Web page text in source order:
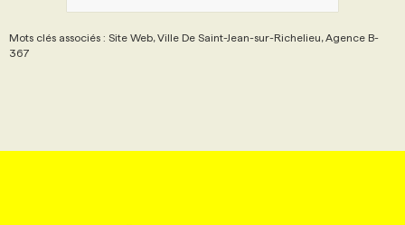
Mots clés associés : Site Web, Ville De Saint-Jean-sur-Richelieu, Agence B-
367